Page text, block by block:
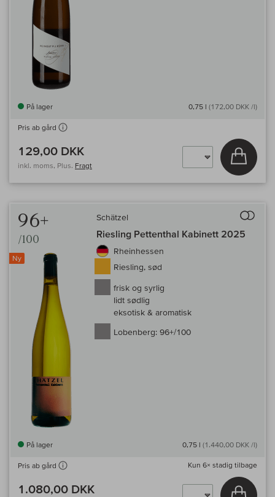
På lager 0,75 l (172,00 DKK /l)
Pris ab gård
129,00 DKK
inkl. moms, Plus. Fragt
Læg i
96+
/100
Ny
Schätzel
Riesling Pettenthal Kabinett 2025
Rheinhessen
Riesling, sød
frisk og syrlig
lidt sødlig
eksotisk & aromatisk
Lobenberg: 96+/100
På lager 0,75 l (1.440,00 DKK /l)
Pris ab gård Kun 6× stadig tilbage
1.080,00 DKK Læg i